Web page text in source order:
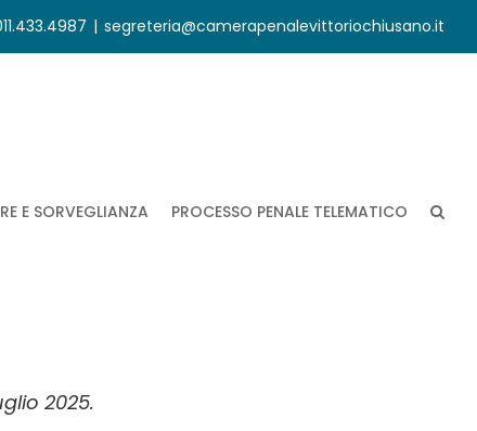
| segreteria@camerapenalevittoriochiusano.it
E SORVEGLIANZA PROCESSO PENALE TELEMATICO
2025.